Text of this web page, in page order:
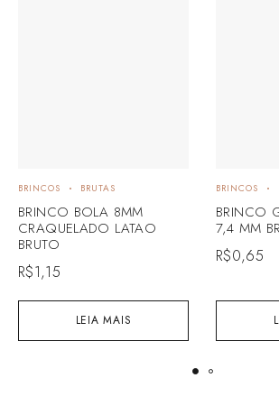
LEIA MAIS
BRINCOS BRUTAS
BRINCO BOLA 8MM
CRAQUELADO LATAO
BRUTO
R$1,15
BRINCOS
BRINCO
7,4 MM
R$0,65